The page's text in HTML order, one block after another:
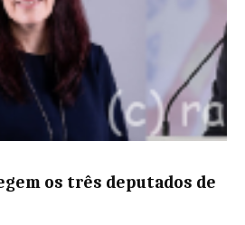
os três deputados de